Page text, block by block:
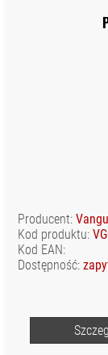
Producent:
Kod produktu:
Kod EAN:
Dostępność: